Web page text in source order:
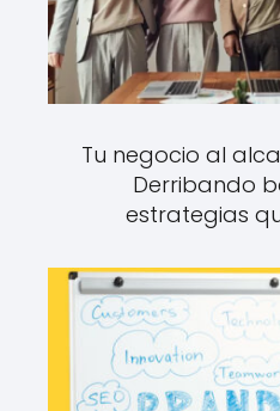
Tu negocio al
Derribando
estrategias